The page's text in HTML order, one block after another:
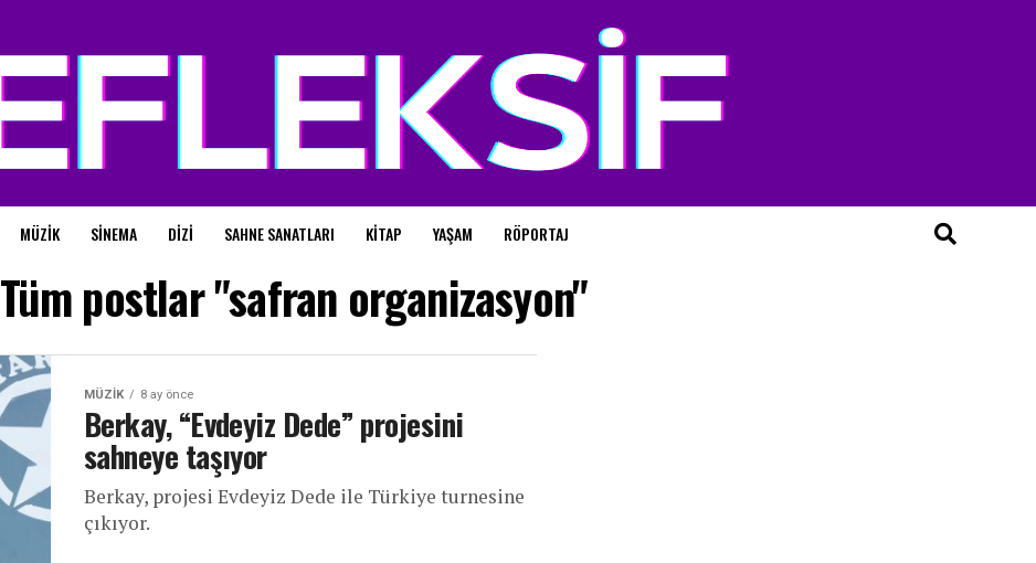
MÜZIK SINEMA DIZI SAHNE SANATLARI KITAP YAŞAM RÖPORTAJ
Tüm postlar "safran organizasyon"
MÜZIK 8 ay önce
Berkay, “Evdeyiz Dede” projesini
sahneye taşıyor
Berkay, projesi Evdeyiz Dede ile Türkiye turnesine
çıkıyor.